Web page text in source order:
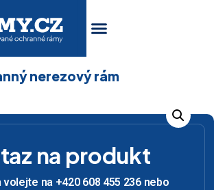
nerezový rám
na produkt
volejte na +420 608 455 236 nebo